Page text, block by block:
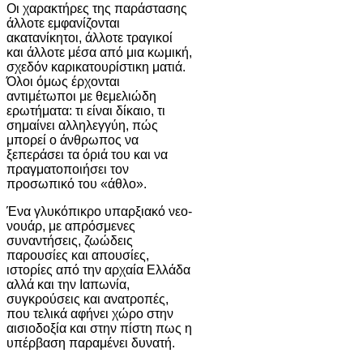
Οι χαρακτήρες της παράστασης
άλλοτε εμφανίζονται
ακατανίκητοι, άλλοτε τραγικοί
και άλλοτε μέσα από μια κωμική,
σχεδόν καρικατουρίστικη ματιά.
Όλοι όμως έρχονται
αντιμέτωποι με θεμελιώδη
ερωτήματα: τι είναι δίκαιο, τι
σημαίνει αλληλεγγύη, πώς
μπορεί ο άνθρωπος να
ξεπεράσει τα όριά του και να
πραγματοποιήσει τον
προσωπικό του «άθλο».
Ένα γλυκόπικρο υπαρξιακό νεο-
νουάρ, με απρόσμενες
συναντήσεις, ζωώδεις
παρουσίες και απουσίες,
ιστορίες από την αρχαία Ελλάδα
αλλά και την Ιαπωνία,
συγκρούσεις και ανατροπές,
που τελικά αφήνει χώρο στην
αισιοδοξία και στην πίστη πως η
υπέρβαση παραμένει δυνατή.